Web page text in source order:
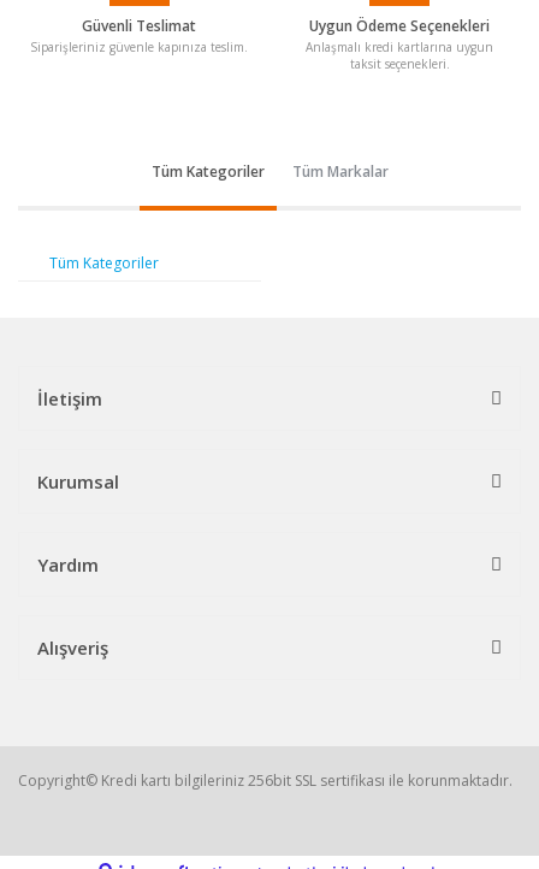
Güvenli Teslimat
Siparişleriniz güvenle kapınıza teslim.
Uygun Ödeme Seçenekleri
Anlaşmalı kredi kartlarına uygun
taksit seçenekleri.
Tüm Kategoriler Tüm Markalar
Tüm Kategoriler
İletişim
Kurumsal
Yardım
Alışveriş
Copyright© Kredi kartı bilgileriniz 256bit SSL sertifikası ile korunmaktadır.